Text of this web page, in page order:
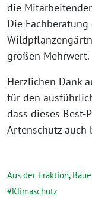
die
Die
großen Mehrwert.
Herzlichen Dank
für den
dass dieses Best-
Artenschutz auch
Aus der Fraktion,
Klimaschutz